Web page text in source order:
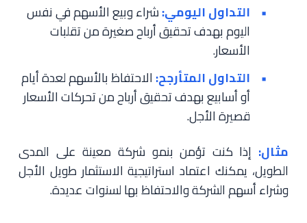
التداول اليومي:شراء وبيع الأسهم في نفس
اليوم بهدف تحقيق أرباح صغيرة من تقلبات
الأسعار.
التداول المتأرجح: الاحتفاظ بالأسهم لعدة أيام
أو أسابيع بهدف تحقيق أرباح من تحركات الأسعار
قصيرة الأجل.
مثال: إذا كنت تؤمن بنمو شركة معينة على المدى
الطويل، يمكنك اعتماد استراتيجية الاستثمار طويل الأجل
وشراء أسهم الشركة والاحتفاظ بها لسنوات عديدة.